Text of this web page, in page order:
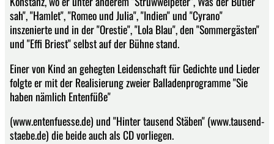
sah", "Hamlet", "Romeo und Julia", "Indien" und "Cyrano"
inszenierte und in der "Orestie", "Lola Blau", den "Sommergästen"
und "Effi Briest" selbst auf der Bühne stand.
Einer von Kind an gehegten Leidenschaft für Gedichte und Lieder
folgte er mit der Realisierung zweier Balladenprogramme "Sie
haben nämlich Entenfüße"
(www.entenfuesse.de) und "Hinter tausend Stäben" (www.tausend-
staebe.de) die beide auch als CD vorliegen.